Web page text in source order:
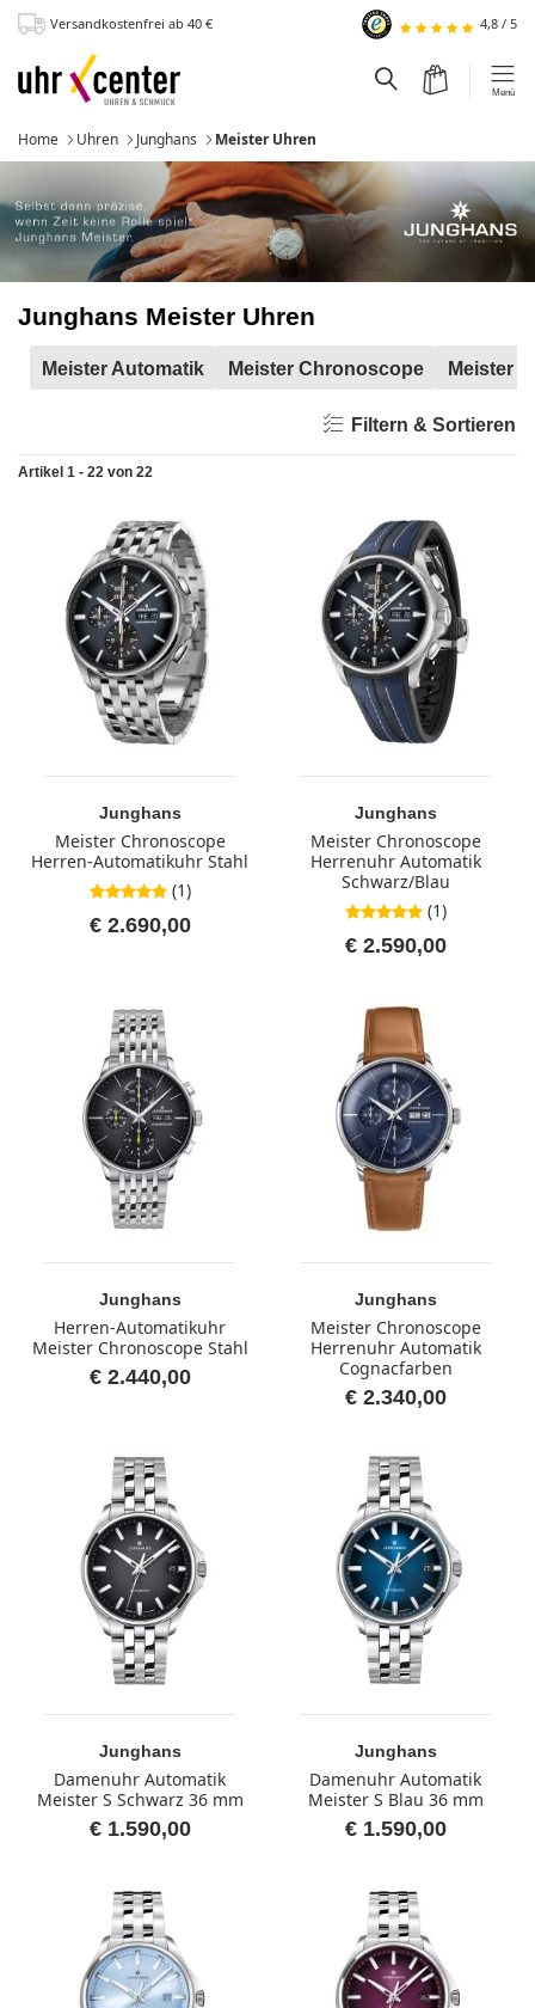
Hauptinhalt
Versandkostenfrei ab 40 € 4,8 / 5
Menü
Warenkorb
Suchfeld
Home Uhren Junghans Momentan:
Meister Uhren
Junghans Meister Uhren
Meister Automatik Meister Chronoscope Meister
Filtern & Sortieren
Artikel 1 - 22 von 22
Junghans
Meister Chronoscope
Herren-Automatikuhr Stahl
5,0 von 5 Sternen
(1)
€ 2.690,00
Junghans
Meister Chronoscope
Herrenuhr Automatik
Schwarz/Blau
5,0 von 5 Sternen
(1)
€ 2.590,00
Junghans
Herren-Automatikuhr
Meister Chronoscope Stahl
€ 2.440,00
Junghans
Meister Chronoscope
Herrenuhr Automatik
Cognacfarben
€ 2.340,00
Junghans
Damenuhr Automatik
Meister S Schwarz 36 mm
€ 1.590,00
Junghans
Damenuhr Automatik
Meister S Blau 36 mm
€ 1.590,00